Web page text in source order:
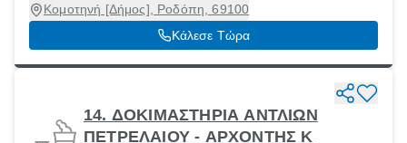
Κομοτηνή [Δήμος], Ροδόπη, 69100
Κάλεσε Τώρα
14. ΔΟΚΙΜΑΣΤΗΡΙΑ ΑΝΤΛΙΩΝ
ΠΕΤΡΕΛΑΙΟΥ - ΑΡΧΟΝΤΗΣ Κ